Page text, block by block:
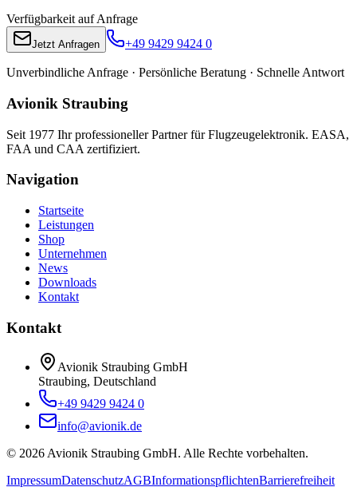
Verfügbarkeit auf Anfrage
Jetzt Anfragen +49 9429 9424 0
Unverbindliche Anfrage · Persönliche Beratung · Schnelle Antwort
Avionik Straubing
Seit 1977 Ihr professioneller Partner für Flugzeugelektronik. EASA,
FAA und CAA zertifiziert.
Navigation
Startseite
Leistungen
Shop
Unternehmen
News
Downloads
Kontakt
Kontakt
Avionik Straubing GmbH
Straubing, Deutschland
+49 9429 9424 0
info@avionik.de
© 2026 Avionik Straubing GmbH. Alle Rechte vorbehalten.
ImpressumDatenschutzAGBInformationspflichtenBarrierefreiheit